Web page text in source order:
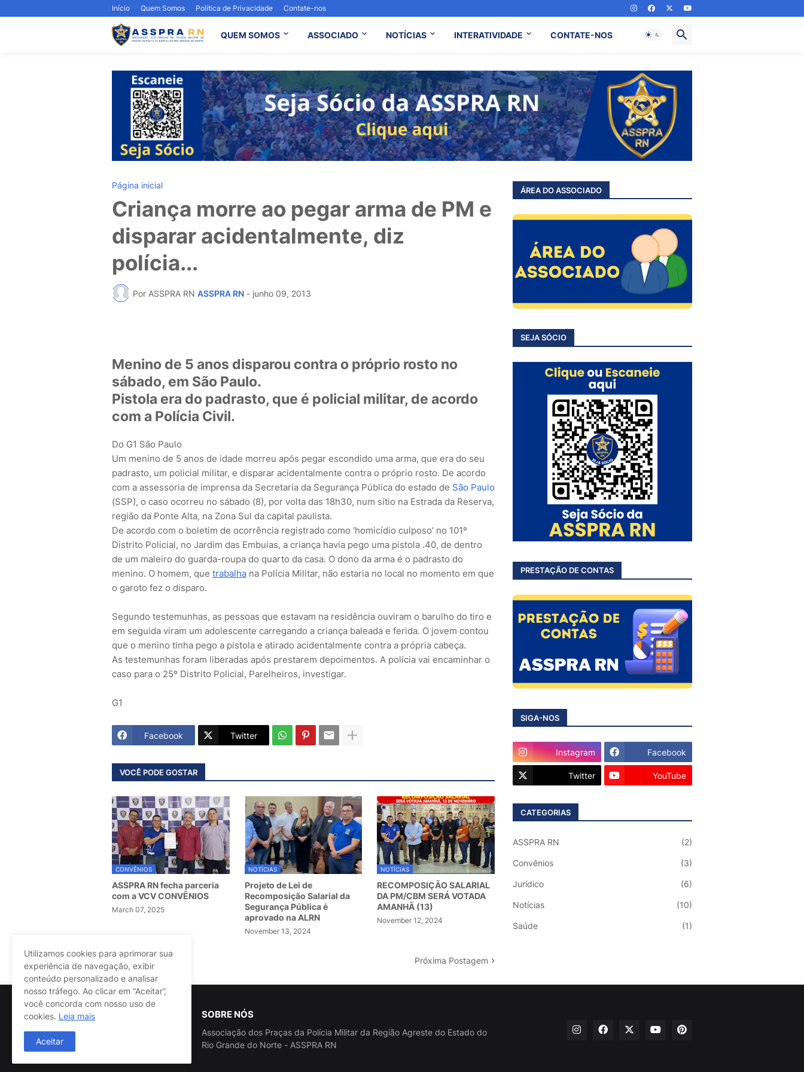
Início Quem Somos Política de Privacidade Contate-nos
QUEM SOMOS ASSOCIADO NOTÍCIAS INTERATIVIDADE CONTATE-NOS
Página inicial
Criança morre ao pegar arma de PM e
disparar acidentalmente, diz
polícia...
Por ASSPRA RN ASSPRA RN - junho 09, 2013
Menino de 5 anos disparou contra o próprio rosto no
sábado, em São Paulo.
Pistola era do padrasto, que é policial militar, de acordo
com a Polícia Civil.
Do G1 São Paulo
Um menino de 5 anos de idade morreu após pegar escondido uma arma, que era do seu
padrasto, um policial militar, e disparar acidentalmente contra o próprio rosto. De acordo
com a assessoria de imprensa da Secretaria da Segurança Pública do estado de São Paulo
(SSP), o caso ocorreu no sábado (8), por volta das 18h30, num sítio na Estrada da Reserva,
região da Ponte Alta, na Zona Sul da capital paulista.
De acordo com o boletim de ocorrência registrado como ‘homicídio culposo’ no 101º
Distrito Policial, no Jardim das Embuias, a criança havia pego uma pistola .40, de dentro
de um maleiro do guarda-roupa do quarto da casa. O dono da arma é o padrasto do
menino. O homem, que trabalha na Polícia Militar, não estaria no local no momento em que
o garoto fez o disparo.
Segundo testemunhas, as pessoas que estavam na residência ouviram o barulho do tiro e
em seguida viram um adolescente carregando a criança baleada e ferida. O jovem contou
que o menino tinha pego a pistola e atirado acidentalmente contra a própria cabeça.
As testemunhas foram liberadas após prestarem depoimentos. A polícia vai encaminhar o
caso para o 25º Distrito Policial, Parelheiros, investigar.
G1
Facebook Twitter
VOCÊ PODE GOSTAR
CONVÊNIOS
ASSPRA RN fecha parceria
com a VCV CONVÊNIOS
March 07, 2025
NOTÍCIAS
Projeto de Lei de
Recomposição Salarial da
Segurança Pública é
aprovado na ALRN
November 13, 2024
NOTÍCIAS
RECOMPOSIÇÃO SALARIAL
DA PM/CBM SERÁ VOTADA
AMANHÃ (13)
November 12, 2024
Postagem Anterior Próxima Postagem
ÁREA DO ASSOCIADO
SEJA SÓCIO
PRESTAÇÃO DE CONTAS
SIGA-NOS
Instagram Facebook
Twitter YouTube
CATEGORIAS
ASSPRA RN (2)
Convênios (3)
Jurídico (6)
Notícias (10)
Saúde (1)
SOBRE NÓS
Associação dos Praças da Polícia Militar da Região Agreste do Estado do
Rio Grande do Norte - ASSPRA RN
Utilizamos cookies para aprimorar sua
experiência de navegação, exibir
conteúdo personalizado e analisar
nosso tráfego. Ao clicar em “Aceitar”,
você concorda com nosso uso de
cookies. Leia mais
Aceitar